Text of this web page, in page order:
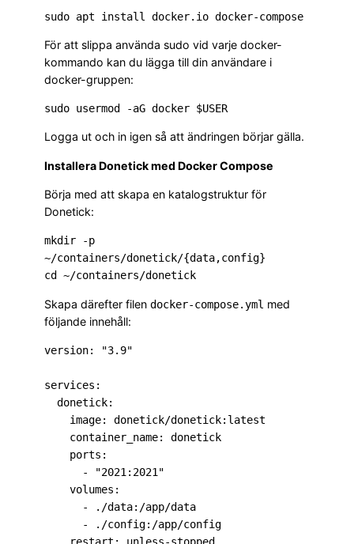
För att slippa använda sudo vid varje docker-
kommando kan du lägga till din användare i
docker-gruppen:
Logga ut och in igen så att ändringen börjar gälla.
Installera Donetick med Docker Compose
Börja med att skapa en katalogstruktur för
Donetick:
mkdir -p
~/containers/donetick/{data,config}
Skapa därefter filen docker-compose.yml med
följande innehåll:
version: "3.9"
services: